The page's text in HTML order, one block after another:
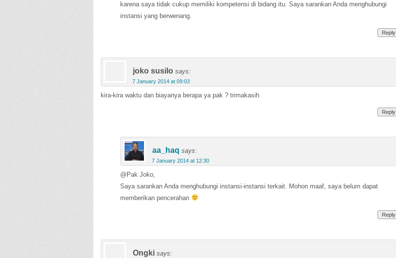
karena saya tidak cukup memiliki kompetensi di bidang itu. Saya sarankan Anda menghubungi
instansi yang berwenang.
Reply
joko susilo says:
7 January 2014 at 09:03
kira-kira waktu dan biayanya berapa ya pak ? trimakasih
Reply
aa_haq says:
7 January 2014 at 12:30
@Pak Joko,
Saya sarankan Anda menghubungi instansi-instansi terkait. Mohon maaf, saya belum dapat
memberikan pencerahan
Reply
Ongki says: